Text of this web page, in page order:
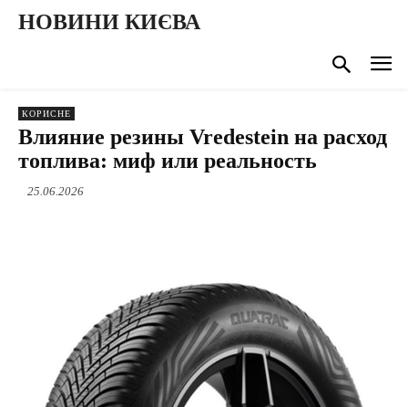
НОВИНИ КИЄВА
КОРИСНЕ
Влияние резины Vredestein на расход
топлива: миф или реальность
25.06.2026